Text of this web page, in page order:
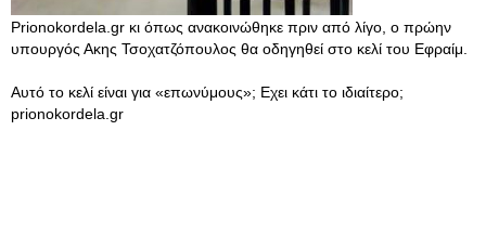
Prionokordela.gr κι όπως ανακοινώθηκε πριν από λίγο, ο πρώην
υπουργός Ακης Τσοχατζόπουλος θα οδηγηθεί στο κελί του Εφραίμ.
Αυτό το κελί είναι για «επωνύμους»; Εχει κάτι το ιδιαίτερο;
prionokordela.gr